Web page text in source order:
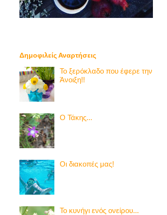
Δημοφιλείς Αναρτήσεις
Το ξερόκλαδο που έφερε την
Άνοιξη!!
Ο Τάκης...
Οι διακοπές μας!
Το κυνήγι ενός ονείρου...